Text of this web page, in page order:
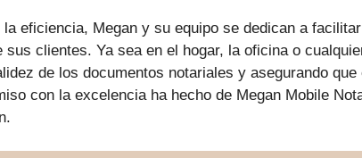
eficiencia, Megan y su equipo se dedican a
clientes. Ya sea en el hogar, la oficina o
de los documentos notariales y asegurando
con la excelencia ha hecho de Megan Mobile